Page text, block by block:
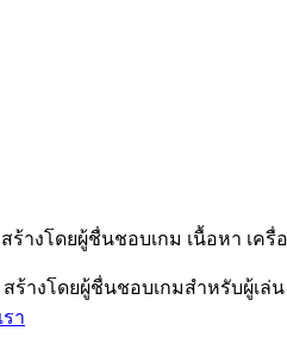
ร้างโดยผู้ชื่นชอบเกม เนื้อหา เ
สร้างโดยผู้ชื่นชอบเกมสำหรับผู้เล่น
รา